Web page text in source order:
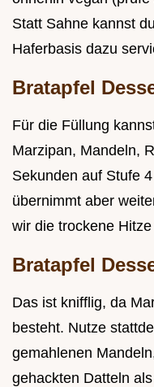
Statt Sahne kannst
Haferbasis dazu
Bratapfel
Für die Füllung
Marzipan, Mandeln,
Sekunden auf Stufe
übernimmt aber
wir die trockene
Bratapfel
Das ist knifflig, da
besteht. Nutze
gemahlenen
gehackten Datteln